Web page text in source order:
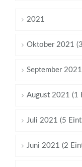
2021
Oktober 2021
September
August 2021 (1
Juli 2021 (5
Juni 2021 (2